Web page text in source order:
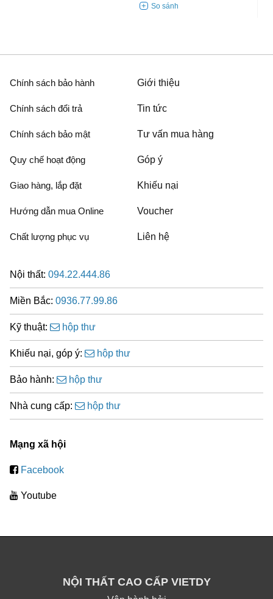
Chính sách bảo hành
Chính sách đổi trả
Chính sách bảo mật
Quy chế hoạt động
Giao hàng, lắp đặt
Hướng dẫn mua Online
Chất lượng phục vụ
Giới thiệu
Tin tức
Tư vấn mua hàng
Góp ý
Khiếu nại
Voucher
Liên hệ
Nội thất: 094.22.444.86
Miền Bắc: 0936.77.99.86
Kỹ thuật: hộp thư
Khiếu nại, góp ý: hộp thư
Bảo hành: hộp thư
Nhà cung cấp: hộp thư
Mạng xã hội
Facebook
Youtube
NỘI THẤT CAO CẤP VIETDY